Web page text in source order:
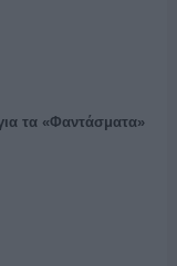
τα «Φαντάσματα»